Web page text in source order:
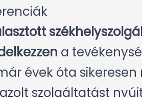
a
évek óta
szolgáltatást